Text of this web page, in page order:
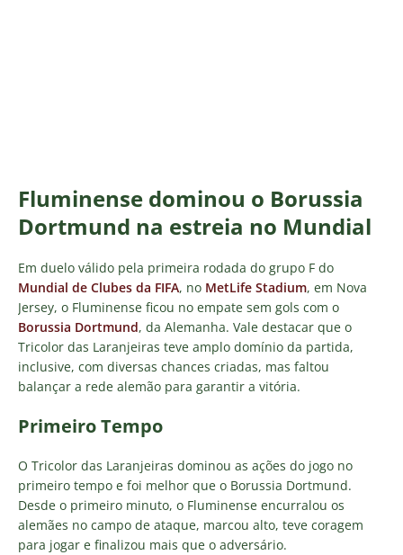
Fluminense dominou o Borussia
Dortmund na estreia no Mundial
Em duelo válido pela primeira rodada do grupo F do
Mundial de Clubes da FIFA, no MetLife Stadium, em Nova
Jersey, o Fluminense ficou no empate sem gols com o
Borussia Dortmund, da Alemanha. Vale destacar que o
Tricolor das Laranjeiras teve amplo domínio da partida,
inclusive, com diversas chances criadas, mas faltou
balançar a rede alemão para garantir a vitória.
Primeiro Tempo
O Tricolor das Laranjeiras dominou as ações do jogo no
primeiro tempo e foi melhor que o Borussia Dortmund.
Desde o primeiro minuto, o Fluminense encurralou os
alemães no campo de ataque, marcou alto, teve coragem
para jogar e finalizou mais que o adversário.